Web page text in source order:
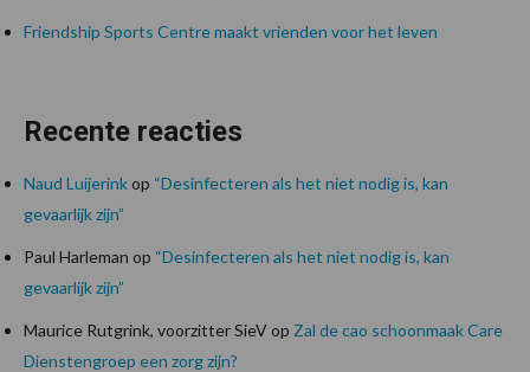
Friendship Sports Centre maakt vrienden voor het leven
Recente reacties
Naud Luijerinkop “Desinfecteren als het niet nodig is, kan
gevaarlijk zijn”
Paul Harleman op “Desinfecteren als het niet nodig is, kan
gevaarlijk zijn”
Maurice Rutgrink, voorzitter SieVop Zal de cao schoonmaak Care
Dienstengroep een zorg zijn?